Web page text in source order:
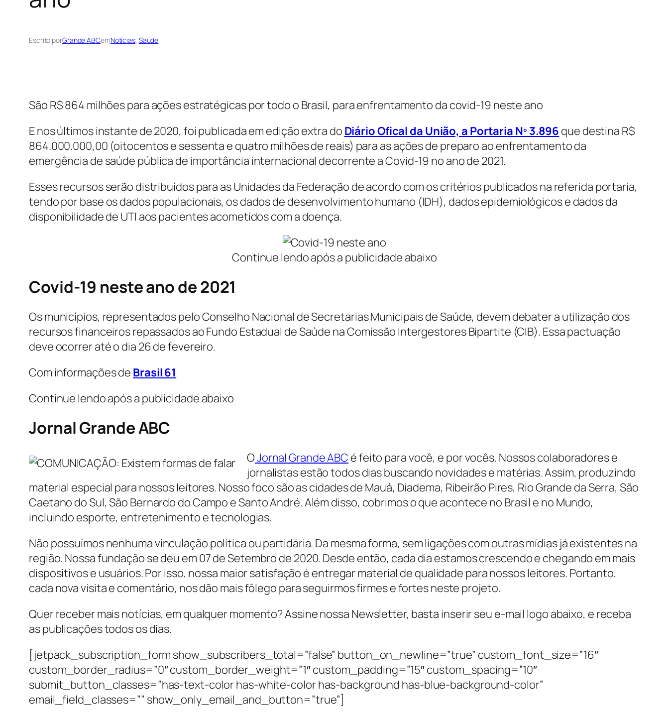
Escrito porGrande ABCemNotícias, Saúde
São R$ 864 milhões para ações estratégicas por todo o Brasil, para enfrentamento da covid-19 neste ano
E nos últimos instante de 2020, foi publicada em edição extra do Diário Ofical da União, a Portaria Nº 3.896 que destina R$
864.000.000,00 (oitocentos e sessenta e quatro milhões de reais) para as ações de preparo ao enfrentamento da
emergência de saúde pública de importância internacional decorrente a Covid-19 no ano de 2021.
Esses recursos serão distribuídos para as Unidades da Federação de acordo com os critérios publicados na referida portaria,
tendo por base os dados populacionais, os dados de desenvolvimento humano (IDH), dados epidemiológicos e dados da
disponibilidade de UTI aos pacientes acometidos com a doença.
Continue lendo após a publicidade abaixo
Covid-19 neste ano de 2021
Os municípios, representados pelo Conselho Nacional de Secretarias Municipais de Saúde, devem debater a utilização dos
recursos financeiros repassados ao Fundo Estadual de Saúde na Comissão Intergestores Bipartite (CIB). Essa pactuação
deve ocorrer até o dia 26 de fevereiro.
Com informações de Brasil 61
Continue lendo após a publicidade abaixo
Jornal Grande ABC
OJornal Grande ABC é feito para você, e por vocês. Nossos colaboradores e
jornalistas estão todos dias buscando novidades e matérias. Assim, produzindo
material especial para nossos leitores. Nosso foco são as cidades de Mauá, Diadema, Ribeirão Pires, Rio Grande da Serra, São
Caetano do Sul, São Bernardo do Campo e Santo André. Além disso, cobrimos o que acontece no Brasil e no Mundo,
incluindo esporte, entretenimento e tecnologias.
Não possuímos nenhuma vinculação política ou partidária. Da mesma forma, sem ligações com outras mídias já existentes na
região. Nossa fundação se deu em 07 de Setembro de 2020. Desde então, cada dia estamos crescendo e chegando em mais
dispositivos e usuários. Por isso, nossa maior satisfação é entregar material de qualidade para nossos leitores. Portanto,
cada nova visita e comentário, nos dão mais fôlego para seguirmos firmes e fortes neste projeto.
Quer receber mais notícias, em qualquer momento? Assine nossa Newsletter, basta inserir seu e-mail logo abaixo, e receba
as publicações todos os dias.
[jetpack_subscription_form show_subscribers_total=”false” button_on_newline=”true” custom_font_size=”16″
custom_border_radius=”0″ custom_border_weight=”1″ custom_padding=”15″ custom_spacing=”10″
submit_button_classes=”has-text-color has-white-color has-background has-blue-background-color”
email_field_classes=”” show_only_email_and_button=”true”]